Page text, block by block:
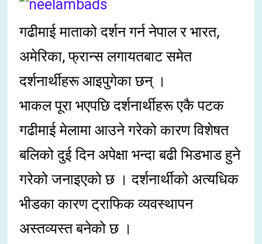
गढीमाई माताको दर्शन गर्न नेपाल र भारत,
अमेरिका, फ्रान्स लगायतबाट समेत
दर्शनार्थीहरू आइपुगेका छन् ।
भाकल पूरा भएपछि दर्शनार्थीहरू एकै पटक
गढीमाई मेलामा आउने गरेको कारण विशेषत
बलिको दुई दिन अपेक्षा भन्दा बढी भिडभाड हुने
गरेको जनाइएको छ । दर्शनार्थीको अत्यधिक
भीडका कारण ट्राफिक व्यवस्थापन
अस्तव्यस्त बनेको छ ।